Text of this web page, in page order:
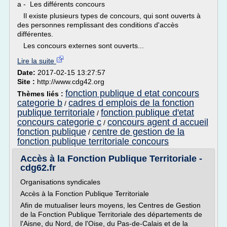
a - Les différents concours
Il existe plusieurs types de concours, qui sont ouverts à
des personnes remplissant des conditions d'accès
différentes.
Les concours externes sont ouverts...
Lire la suite
Date: 2017-02-15 13:27:57
Site : http://www.cdg42.org
Thèmes liés : fonction publique d etat concours
categorie b / cadres d emplois de la fonction
publique territoriale / fonction publique d'etat
concours categorie c / concours agent d accueil
fonction publique / centre de gestion de la
fonction publique territoriale concours
Accès à la Fonction Publique Territoriale -
cdg62.fr
Organisations syndicales
Accès à la Fonction Publique Territoriale
Afin de mutualiser leurs moyens, les Centres de Gestion
de la Fonction Publique Territoriale des départements de
l'Aisne, du Nord, de l'Oise, du Pas-de-Calais et de la